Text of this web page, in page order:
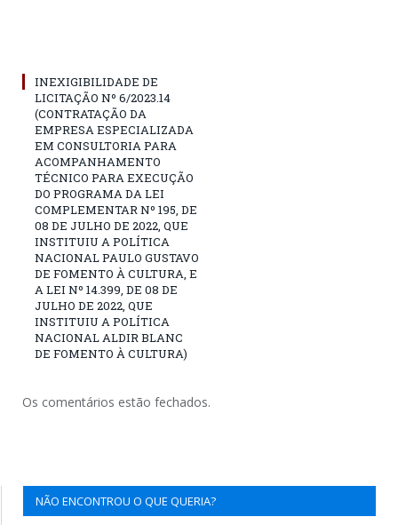
INEXIGIBILIDADE DE
LICITAÇÃO Nº 6/2023.14
(CONTRATAÇÃO DA
EMPRESA ESPECIALIZADA
EM CONSULTORIA PARA
ACOMPANHAMENTO
TÉCNICO PARA EXECUÇÃO
DO PROGRAMA DA LEI
COMPLEMENTAR Nº 195, DE
08 DE JULHO DE 2022, QUE
INSTITUIU A POLÍTICA
NACIONAL PAULO GUSTAVO
DE FOMENTO À CULTURA, E
A LEI Nº 14.399, DE 08 DE
JULHO DE 2022, QUE
INSTITUIU A POLÍTICA
NACIONAL ALDIR BLANC
DE FOMENTO À CULTURA)
Os comentários estão fechados.
NÃO ENCONTROU O QUE QUERIA?